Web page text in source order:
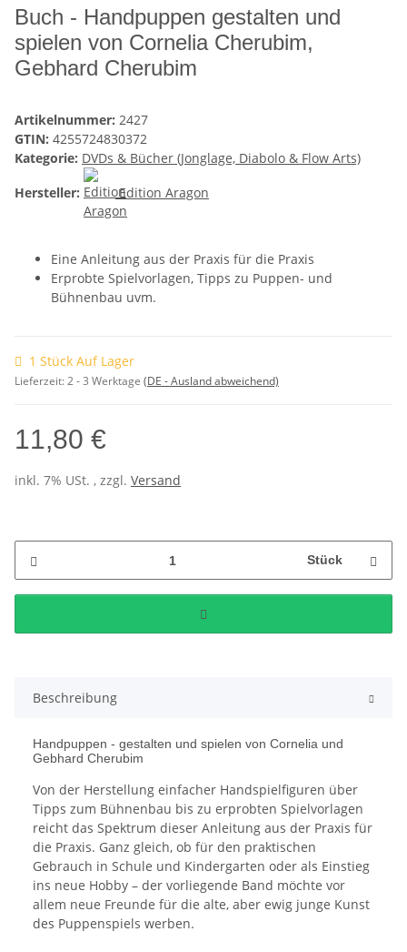
Buch - Handpuppen gestalten und
spielen von Cornelia Cherubim,
Gebhard Cherubim
Artikelnummer: 2427
GTIN: 4255724830372
Kategorie: DVDs & Bücher (Jonglage, Diabolo & Flow Arts)
Hersteller:
Edition Aragon
Eine Anleitung aus der Praxis für die Praxis
Erprobte Spielvorlagen, Tipps zu Puppen- und
Bühnenbau uvm.
1 Stück Auf Lager
Lieferzeit:2 - 3 Werktage (DE - Ausland abweichend)
11,80 €
inkl. 7% USt. , zzgl. Versand
Stück
Beschreibung
Handpuppen - gestalten und spielen von Cornelia und
Gebhard Cherubim
Von der Herstellung einfacher Handspielfiguren über
Tipps zum Bühnenbau bis zu erprobten Spielvorlagen
reicht das Spektrum dieser Anleitung aus der Praxis für
die Praxis. Ganz gleich, ob für den praktischen
Gebrauch in Schule und Kindergarten oder als Einstieg
ins neue Hobby – der vorliegende Band möchte vor
allem neue Freunde für die alte, aber ewig junge Kunst
des Puppenspiels werben.